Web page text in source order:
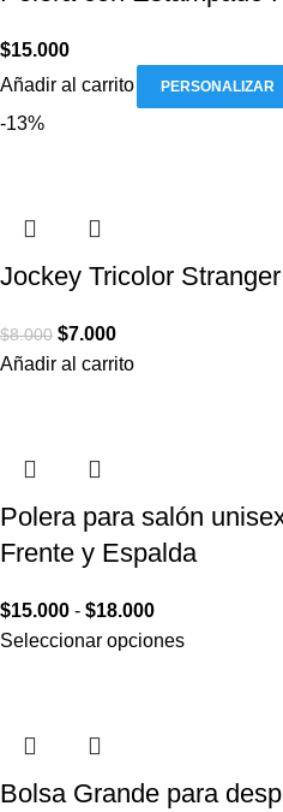
$15.000
Añadir al carrito
PERSONALIZAR
-13%
Jockey Tricolor
$8.000 $7.000
Añadir al carrito
Polera para salón
Frente y Espalda
$15.000 - $18.000
Seleccionar opciones
Bolsa Grande para